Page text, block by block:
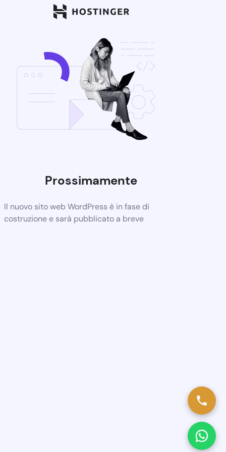
Prossimamente
Il nuovo sito web WordPress è in fase di
costruzione e sarà pubblicato a breve